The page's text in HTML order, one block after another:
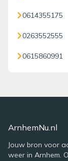
0614355175
0263552555
0615860991
ArnhemNu.nl
Jouw bron voor
weer in Arnhem.